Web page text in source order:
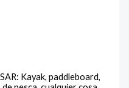
Kayak, paddleboard,